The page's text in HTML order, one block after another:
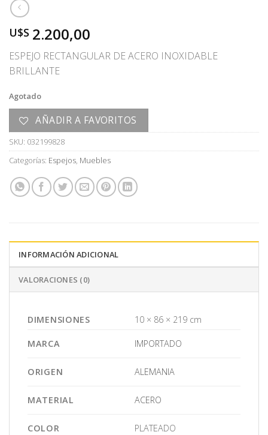
U$S 2.200,00
ESPEJO RECTANGULAR DE ACERO INOXIDABLE
BRILLANTE
Agotado
AÑADIR A FAVORITOS
SKU: 032199828
Categorías: Espejos, Muebles
INFORMACIÓN ADICIONAL
VALORACIONES (0)
DIMENSIONES 10 × 86 × 219 cm
MARCA IMPORTADO
ORIGEN ALEMANIA
MATERIAL ACERO
COLOR PLATEADO